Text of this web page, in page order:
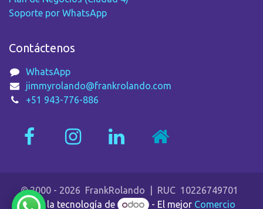
Soporte por WhatsApp
Contáctenos
WhatsApp
jimmyrolando@frankrolando.com
+51 943-776-886
©2000 - 2026 FrankRolando | RUC 10226749701
Con la tecnología de
- El mejor Comercio